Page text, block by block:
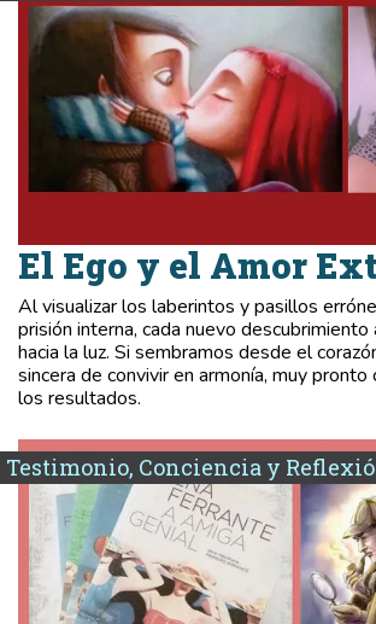
El Ego y el Amor
Al visualizar los laberintos y pasillos
prisión interna, cada nuevo descubrimiento
hacia la luz. Si sembramos desde el
sincera de convivir en armonía, muy pronto
los resultados.
Testimonio, Conciencia y